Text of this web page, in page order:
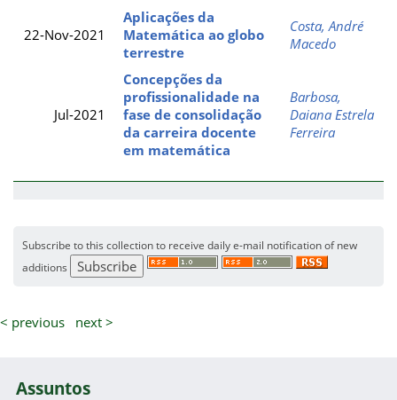
22-Nov-2021
Aplicações da
Matemática ao globo
terrestre
Costa, André
Macedo
Jul-2021
Concepções da
profissionalidade na
fase de consolidação
da carreira docente
em matemática
Barbosa,
Daiana Estrela
Ferreira
Subscribe to this collection to receive daily e-mail notification of new
additions
< previous next >
Assuntos